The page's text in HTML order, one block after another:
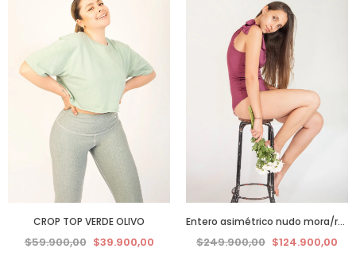
CROP TOP VERDE OLIVO
$59.900,00 $39.900,00
Entero asimétrico nudo mora/rosa
$249.900,00 $124.900,00